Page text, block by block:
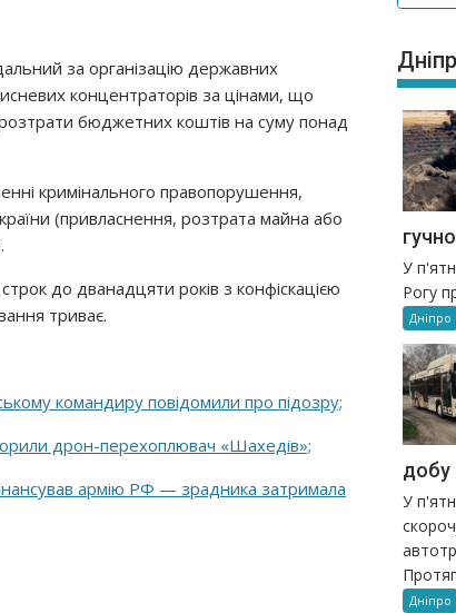
за організацію державних
концентраторів за цінами, що
бюджетних коштів на суму понад
кримінального правопорушення,
(привласнення, розтрата майна або
до дванадцяти років з конфіскацією
триває.
командиру повідомили про підозру;
дрон-перехоплювач «Шахедів»;
армію РФ — зрадника затримала
гучно
У
Рогу
Дніпро
добу
У
Дніпро